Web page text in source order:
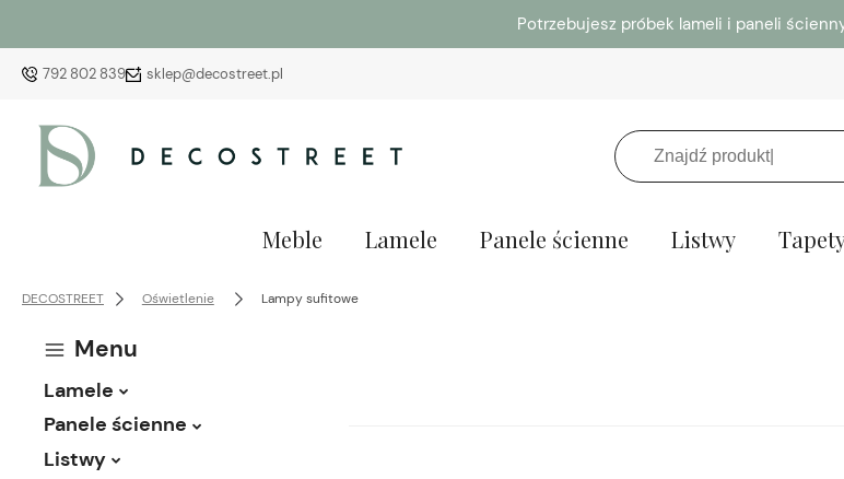
Potrzebujesz próbek lameli i paneli
792 802 839 sklep@decostreet.pl
Meble Lamele Panele ścienne Listwy
DECOSTREET Oświetlenie Lampy sufitowe
Menu
Lamele
Panele ścienne
Listwy